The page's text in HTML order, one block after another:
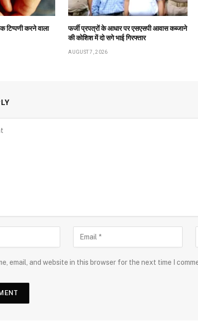
टिप्पणी करने वाला
फर्जी प्रपत्रों के आधार पर एसएसपी आवास कब्जाने
की कोशिश में दो सगे भाई गिरफ्तार
AUGUST 7, 2026
email, and website in this browser for the next time I